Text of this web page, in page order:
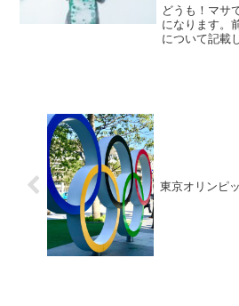
どうも！マサ
になります。
について記載
東京オリンピ